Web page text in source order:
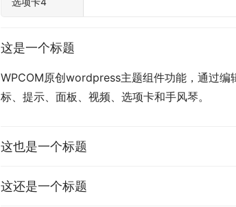
这是一个标题
WPCOM原创wordpress主题组件功能，通过编
标、提示、面板、视频、选项卡和手风琴。
这也是一个标题
这还是一个标题